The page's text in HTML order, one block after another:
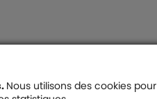
de page
Nous utilisons des cookies